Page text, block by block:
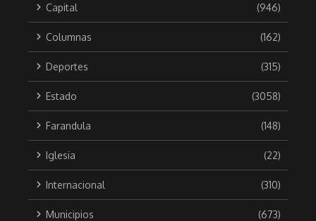
Capital (946)
Columnas (162)
Deportes (315)
Estado (3058)
Farandula (148)
Iglesia (22)
Internacional (310)
Municipios (673)